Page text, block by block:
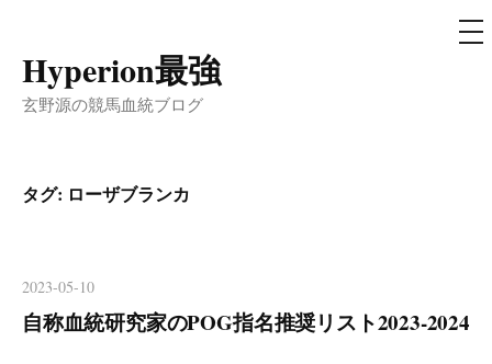
コ
ン
ツ
へ
ッ
プ
Hyperion最強
玄野源の競馬血統ブログ
メ
ニ
タグ: ローザブランカ
2023-05-10
自称血統研究家のPOG指名推奨リスト2023-2024